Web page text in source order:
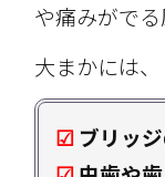
や痛みがでる
大まかには、
☑ ブリッ